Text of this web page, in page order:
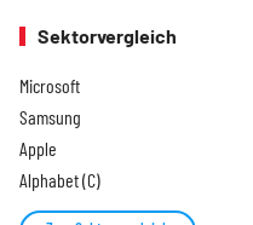
Sektorvergleich
Microsoft
Samsung
Apple
Alphabet (C)